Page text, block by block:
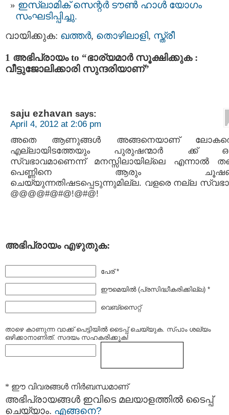
ഇസ്‌ലാമിക് സെന്റർ ടൗൺ ഹാൾ യോഗം
സംഘടിപ്പിച്ചു.
വായിക്കുക: ഖത്തര്‍, തൊഴിലാളി, സ്ത്രീ
1 അഭിപ്രായം to “ഭാര്യമാര്‍ സൂക്ഷിക്കുക :
വീട്ടുജോലിക്കാരി സുന്ദരിയാണ്”
saju ezhavan says:
April 4, 2012 at 2:06 pm
അതെ ആണുങ്ങള്‍ അങ്ങനെയാണ്
എല്ലായിടത്തേയും പുരുഷന്മാര്‍ ക്ക്
സ്വഭാവമാണെന്ന് മനസ്സിലായില്ലെ എന്നാല്‍
പെണ്ണിനെ ആരും
ചെയ്യുന്നതിഷടപ്പെടുന്നുമില്ല. വളരെ നല്ല
@@@@#@#@!@#@!
അഭിപ്രായം എഴുതുക:
പേര് *
ഈമെയില്‍ (പ്രസിദ്ധീകരിക്കില്ല) *
വെബ്സൈറ്റ്
താഴെ കാണുന്ന വാക്ക് പെട്ടിയില്‍ ടൈപ്പ്‌ ചെയ്യുക. സ്പാം ശല്യം
ഒഴിക്കാനാണിത്. സദയം സഹകരിക്കുക!
* ഈ വിവരങ്ങള്‍ നിര്‍ബന്ധമാണ്
അഭിപ്രായങ്ങള്‍ ഇവിടെ മലയാളത്തില്‍ ടൈപ്പ്
ചെയ്യാം. എങ്ങനെ?